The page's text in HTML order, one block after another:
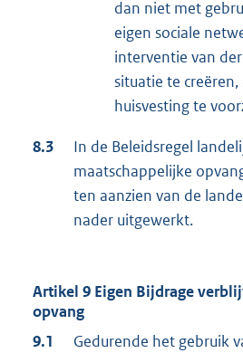
dan niet met
eigen sociale
interventie van
situatie te
huisvesting te
8.3
In de Beleidsregel
maatschappelijke
ten aanzien van de
nader uitgewerkt.
Artikel 9 Eigen Bijdrage
opvang
9.1
Gedurende het gebruik